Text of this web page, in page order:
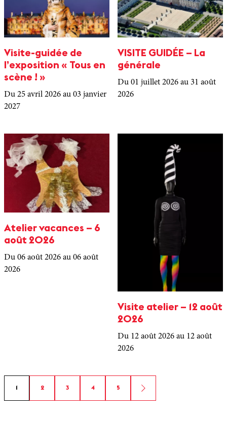
Visite-guidée de
l’exposition « Tous en
scène ! »
Du 25 avril 2026 au 03 janvier
2027
VISITE GUIDÉE – La
générale
Du 01 juillet 2026 au 31 août
2026
Atelier vacances – 6
août 2026
Du 06 août 2026 au 06 août
2026
Visite atelier – 12 août
2026
Du 12 août 2026 au 12 août
2026
1 2 3 4 5